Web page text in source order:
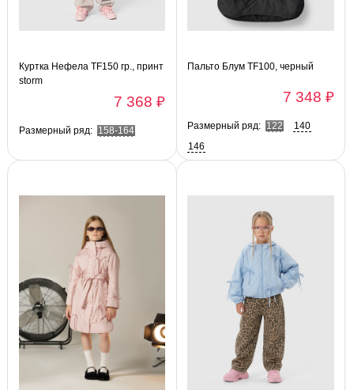
Куртка Нефела TF150 гр., принт
storm
7 368 ₽
Размерный ряд: 158-164
Пальто Блум TF100, черный
7 348 ₽
Размерный ряд: 122
140
146